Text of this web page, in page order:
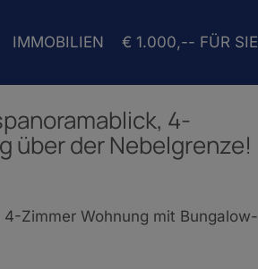
IMMOBILIEN € 1.000,-- FÜR SIE
4-
über der Nebelgrenze!